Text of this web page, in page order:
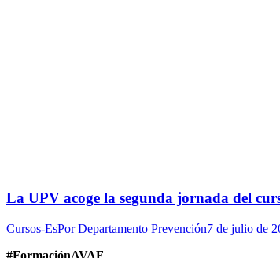
La UPV acoge la segunda jornada del
Cursos-EsPorDepartamento Prevención7 de julio de
#FormaciónAVAF